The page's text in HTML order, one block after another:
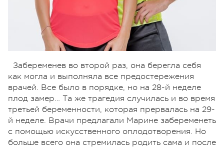
Забеременев во второй раз, она берегла себя
как могла и выполняла все предостережения
врачей. Все было в порядке, но на 28-й неделе
плод замер… Та же трагедия случилась и во время
третьей беременности, которая прервалась на 29-
й неделе. Врачи предлагали Марине забеременеть
с помощью искусственного оплодотворения. Но
больше всего она стремилась родить сама и после